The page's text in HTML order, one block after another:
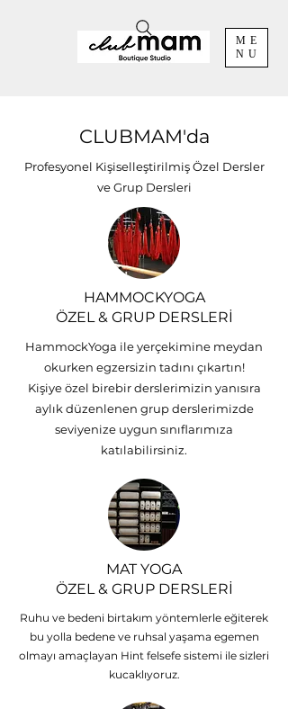
ME
NU
CLUBMAM'da
Profesyonel Kişiselleştirilmiş Özel Dersler
ve Grup Dersleri
HAMMOCKYOGA
ÖZEL & GRUP DERSLERİ
HammockYoga ile yerçekimine meydan
okurken egzersizin tadını çıkartın!
Kişiye özel birebir derslerimizin yanısıra
aylık düzenlenen grup derslerimizde
seviyenize uygun sınıflarımıza
katılabilirsiniz.
MAT YOGA
ÖZEL & GRUP DERSLERİ
Ruhu ve bedeni birtakım yöntemlerle eğiterek
bu yolla bedene ve ruhsal yaşama egemen
olmayı amaçlayan Hint felsefe sistemi ile sizleri
kucaklıyoruz.